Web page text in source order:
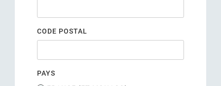
CODE POSTAL
PAYS